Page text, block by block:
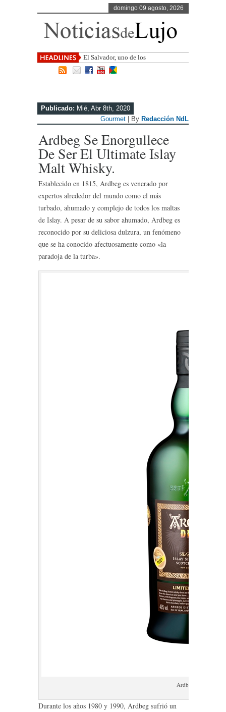
domingo 09 agosto, 2026
El Salvador, uno de los destinos con
mayor proyección de
Publicado: Mié, Abr 8th, 2020
Gourmet | By Redacción NdL
Ardbeg Se Enorgullece
De Ser El Ultimate Islay
Malt Whisky.
Establecido en 1815, Ardbeg es venerado por
expertos alrededor del mundo como el más
turbado, ahumado y complejo de todos los maltas
de Islay. A pesar de su sabor ahumado, Ardbeg es
reconocido por su deliciosa dulzura, un fenómeno
que se ha conocido afectuosamente como «la
paradoja de la turba».
Ardbeg Drum
Durante los años 1980 y 1990, Ardbeg sufrió un